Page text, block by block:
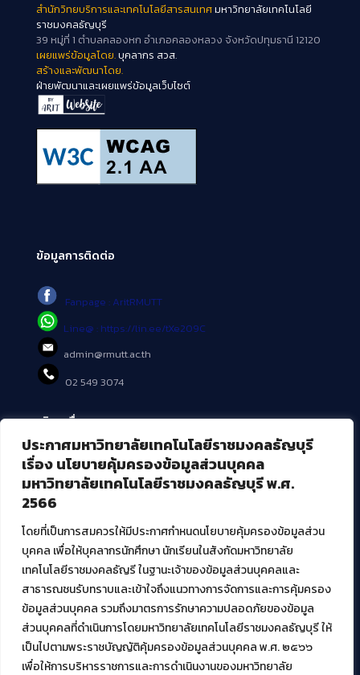
ประกาศมหาวิทยาลัยเทคโนโลยีราชมงคลธัญบุรี
เรื่อง นโยบายคุ้มครองข้อมูลส่วนบุคคล
มหาวิทยาลัยเทคโนโลยีราชมงคลธัญบุรี พ.ศ.
2566
โดยที่เป็นการสมควรให้มีประกาศกำหนดนโยบายคุ้มครองข้อมูลส่วน
บุคคล เพื่อให้บุคลากรนักศึกษา นักเรียนในสังกัดมหาวิทยาลัย
เทคโนโลยีราชมงคลธัญรี ในฐานะเจ้าของข้อมูลส่วนบุคคลและ
สาธารณชนรับทราบและเข้าใจถึงแนวทางการจัดการและการคุ้มครอง
ข้อมูลส่วนบุคคล รวมถึงมาตรการรักษาความปลอดภัยของข้อมูล
ส่วนบุคคลที่ดำเนินการโดยมหาวิทยาลัยเทคโนโลยีราชมงคลธัญบุรี ให้
เป็นไปตามพระราชบัญญัติคุ้มครองข้อมูลส่วนบุคคล พ.ศ. ๒๕๖๖
เพื่อให้การบริหารราชการและการดำเนินงานของมหาวิทยาลัย
สำนักวิทยบริการและเทคโนโลยีสารสนเทศมหาวิทยาลัยเทคโนโลยี
ราชมงคลธัญบุรี
39 หมู่ที่ 1 ตำบลคลองหก อำเภอคลองหลวง จังหวัดปทุมธานี 12120
เผยแพร่ข้อมูลโดย.บุคลากร สวส.
สร้างและพัฒนาโดย.
ฝ่ายพัฒนาและเผยแพร่ข้อมูลเว็บไซต์
ข้อมูลการติดต่อ
Fanpage : AritRMUTT
Line@ : https://lin.ee/tXe209C
admin@rmutt.ac.th
02 549 3074
บริการอื่นๆ ของ สวส.
ศูนย์สื่อดิจิทัล
ศูนย์นวัตกรรมและความรู้
ศูนย์พัฒนาและบริการนวัตกรรมดิจิทัล
สมัยใหม่ (MoSeC)
งานบริการวิชาการให้กับหน่วยงานภายนอก
โครงการส่งเสริมและพัฒนาผู้ประกอบการ SME โดย. มทร.ธัญบุรี
กิจกรรมการเชื่อมโยงเครือข่ายผู้ให้บริการเครื่องจักรกลทางการ
เกษตร ภายใต้โครงการส่งเสริมการรแปรรูปสินค้าเกษตรระดับชุมชน
กรมส่งเสริมอุตสาหกรรม
โครงการยกระดับเศรษฐกิจและสังคมรายตำบลแบบบูรณาการ (1